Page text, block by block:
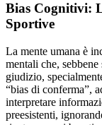
Bias Cognitivi:
Sportive
La mente umana è
mentali che,
giudizio,
“bias di conferma”,
interpretare
preesistenti,